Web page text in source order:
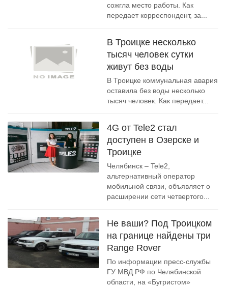
сожгла место работы. Как
передает корреспондент, за...
В Троицке несколько
тысяч человек сутки
живут без воды
В Троицке коммунальная авария
оставила без воды несколько
тысяч человек. Как передает...
4G от Tele2 стал
доступен в Озерске и
Троицке
Челябинск – Tele2,
альтернативный оператор
мобильной связи, объявляет о
расширении сети четвертого...
Не ваши? Под Троицком
на границе найдены три
Range Rover
По информации пресс-службы
ГУ МВД РФ по Челябинской
области, на «Бугристом»